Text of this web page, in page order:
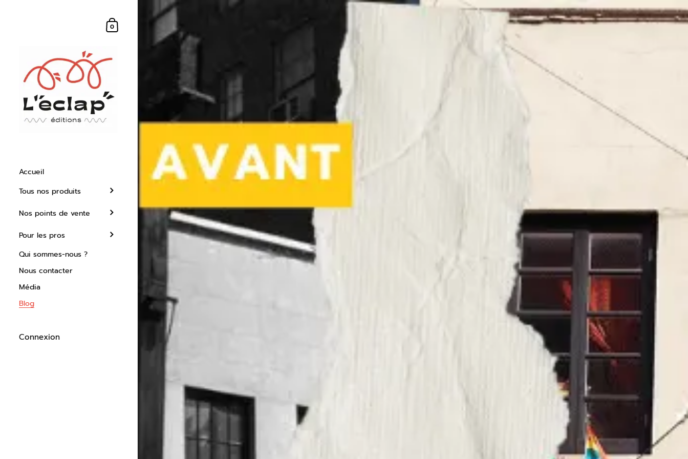
Mon panier
0
Accueil
Tous nos produits
Nos points de vente
Pour les pros
Qui sommes-nous ?
Nous contacter
Média
Blog
Connexion